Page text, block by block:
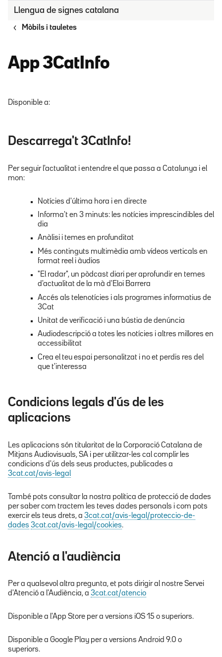
Llengua de signes catalana
Mòbils i tauletes
App 3CatInfo
Disponible a:
Descarrega't 3CatInfo!
Per seguir l'actualitat i entendre el que passa a Catalunya i el
mon:
Notícies d'última hora i en directe
Informa't en 3 minuts: les notícies imprescindibles del
dia
Anàlisi i temes en profunditat
Més continguts multimèdia amb vídeos verticals en
format reel i àudios
"El radar", un pòdcast diari per aprofundir en temes
d'actualitat de la mà d'Eloi Barrera
Accés als telenotícies i als programes informatius de
3Cat
Unitat de verificació i una bústia de denúncia
Audiodescripció a totes les notícies i altres millores en
accessibilitat
Crea el teu espai personalitzat i no et perdis res del
que t'interessa
Condicions legals d'ús de les
aplicacions
Les aplicacions són titularitat de la Corporació Catalana de
Mitjans Audiovisuals, SA i per utilitzar-les cal complir les
condicions d'ús dels seus productes, publicades a
3cat.cat/avis-legal
També pots consultar la nostra política de protecció de dades
per saber com tractem les teves dades personals i com pots
exercir els teus drets, a 3cat.cat/avis-legal/proteccio-de-
dades 3cat.cat/avis-legal/cookies.
Atenció a l'audiència
Per a qualsevol altra pregunta, et pots dirigir al nostre Servei
d'Atenció a l'Audiència, a 3cat.cat/atencio
Disponible a l'App Store per a versions iOS 15 o superiors.
Disponible a Google Play per a versions Android 9.0 o
superiors.